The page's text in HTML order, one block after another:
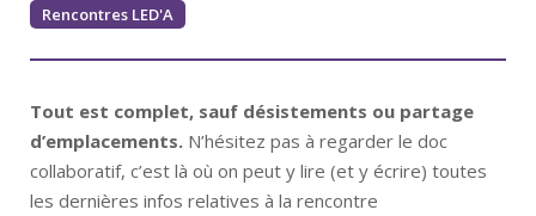
Rencontres LED'A
Tout est complet, sauf désistements ou partage
d’emplacements. N’hésitez pas à regarder le doc
collaboratif, c’est là où on peut y lire (et y écrire) toutes
les dernières infos relatives à la rencontre